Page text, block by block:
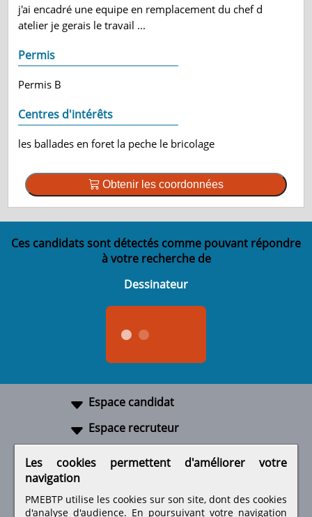
j'ai encadré une equipe en remplacement du chef d
atelier je gerais le travail ...
Permis
Permis B
Centres d'intérêts
les ballades en foret la peche le bricolage
Obtenir les coordonnées
Ces candidats sont détectés comme pouvant répondre
à votre recherche de
Dessinateur
Espace candidat
Espace recruteur
Les cookies permettent d'améliorer votre
navigation
PMEBTP utilise les cookies sur son site, dont des cookies
d'analyse d'audience. En poursuivant votre navigation